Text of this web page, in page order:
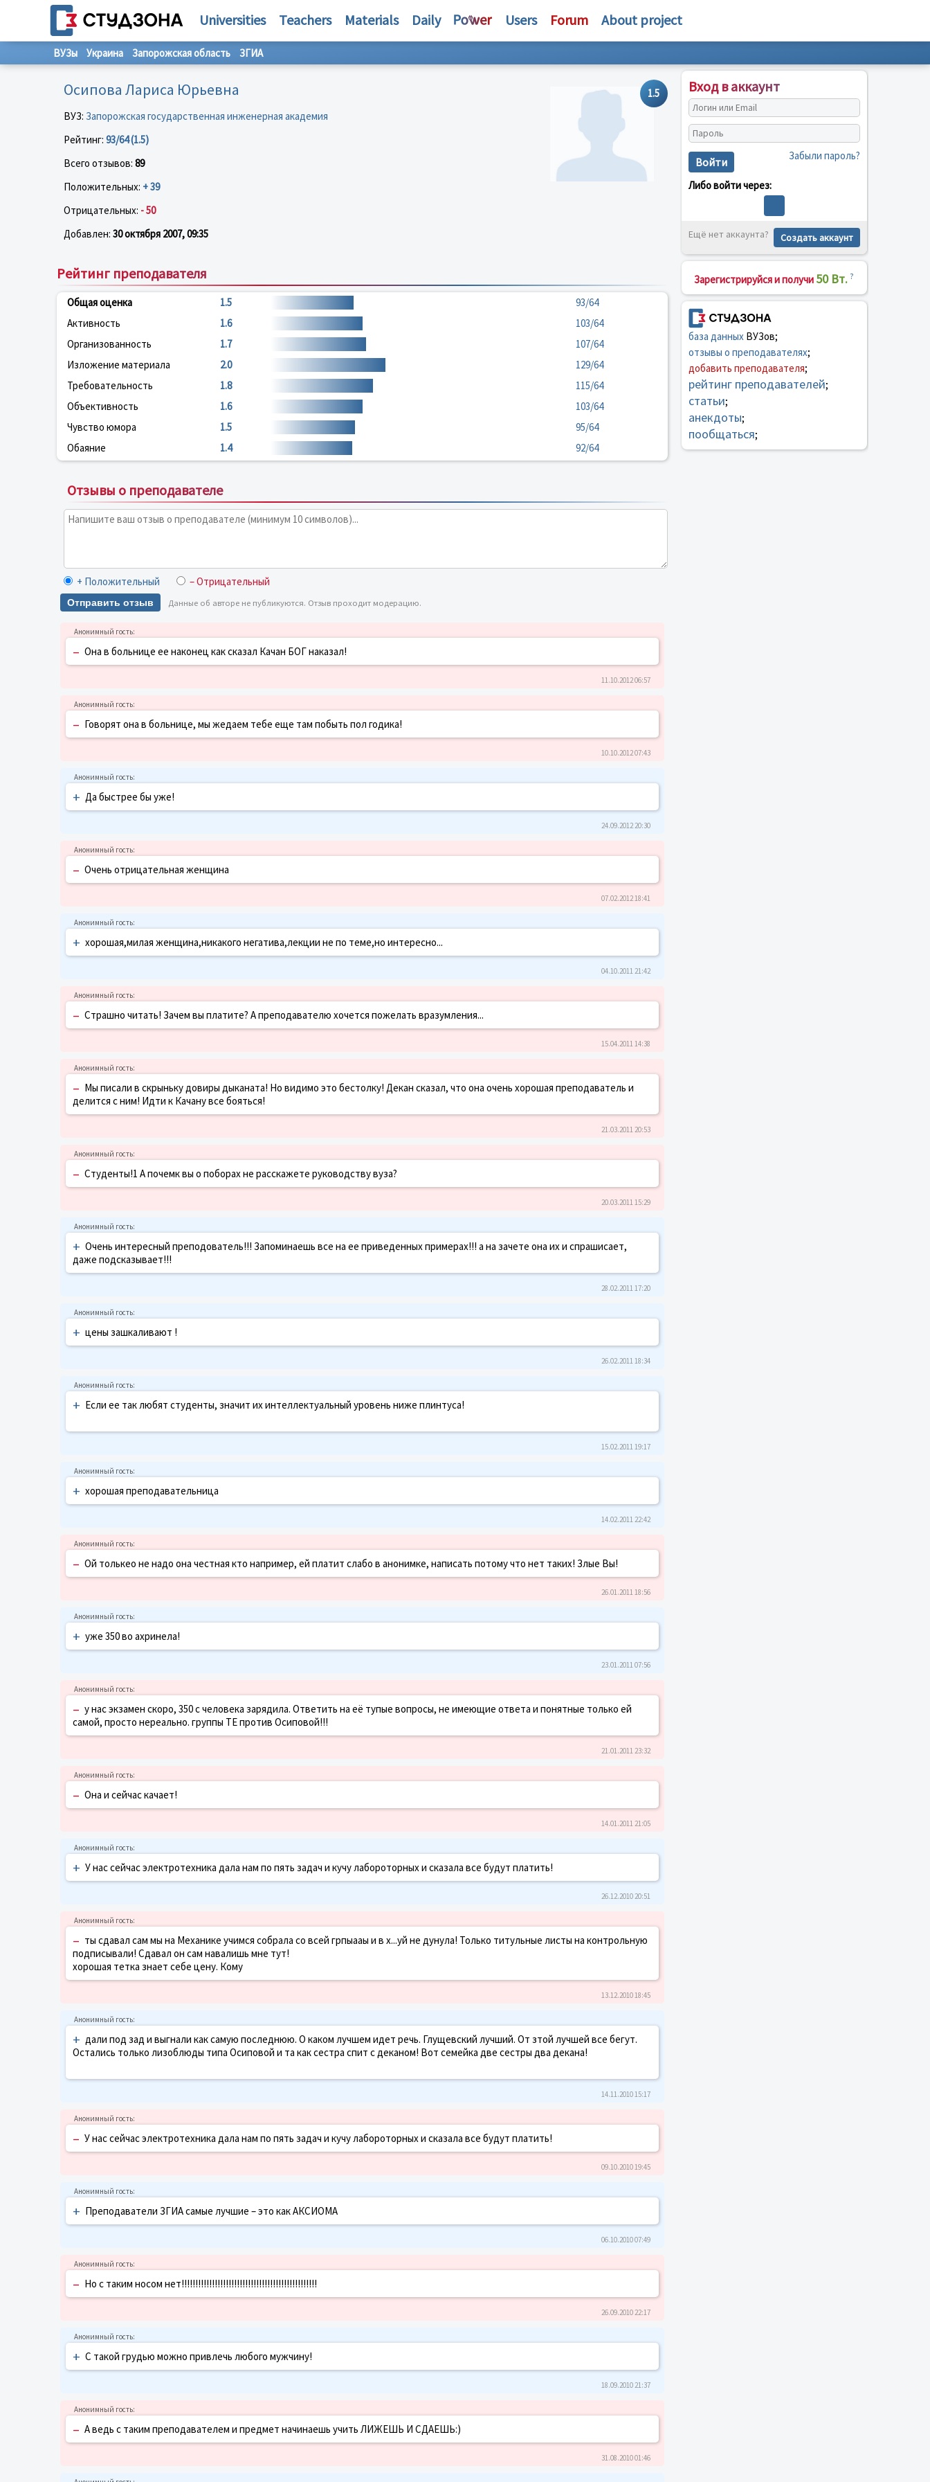
Universities Teachers Materials Daily Users Forum About project
ВУЗы Украина Запорожская область ЗГИА
1.5
Осипова Лариса Юрьевна
ВУЗ: Запорожская государственная инженерная академия
Рейтинг: 93/64 (1.5)
Всего отзывов: 89
Положительных: + 39
Отрицательных: - 50
Добавлен: 30 октября 2007, 09:35
Рейтинг преподавателя
Общая оценка 1.5
93/64
Активность
1.6
103/64
Организованность
1.7
107/64
Изложение материала
2.0
129/64
Требовательность
1.8
115/64
Объективность
1.6
103/64
Чувство юмора
1.5
95/64
Обаяние
1.4 92/64
Отзывы о преподавателе
+ Положительный – Отрицательный
Отправить отзыв Данные об авторе не публикуются. Отзыв проходит модерацию.
– Она в больнице ее наконец как сказал Качан БОГ наказал!
11.10.2012 06:57
– Говорят она в больнице, мы жедаем тебе еще там побыть пол годика!
10.10.2012 07:43
+ Да быстрее бы уже!
24.09.2012 20:30
– Очень отрицательная женщина
07.02.2012 18:41
+ хорошая,милая женщина,никакого негатива,лекции не по теме,но интересно...
04.10.2011 21:42
– Страшно читать! Зачем вы платите? А преподавателю хочется пожелать вразумления...
15.04.2011 14:38
– Мы писали в скрыньку довиры дыканата! Но видимо это бестолку! Декан сказал, что она очень хорошая преподаватель и
делится с ним! Идти к Качану все бояться!
21.03.2011 20:53
– Студенты!1 А почемк вы о поборах не расскажете руководству вуза?
20.03.2011 15:29
+ Очень интересный преподователь!!! Запоминаешь все на ее приведенных примерах!!! а на зачете она их и спрашисает,
даже подсказывает!!!
28.02.2011 17:20
+ цены зашкаливают !
26.02.2011 18:34
+ Если ее так любят студенты, значит их интеллектуальный уровень ниже плинтуса!
15.02.2011 19:17
+ хорошая преподавательница
14.02.2011 22:42
– Ой толькео не надо она честная кто например, ей платит слабо в анонимке, написать потому что нет таких! Злые Вы!
26.01.2011 18:56
+ уже 350 во ахринела!
23.01.2011 07:56
– у нас экзамен скоро, 350 с человека зарядила. Ответить на её тупые вопросы, не имеющие ответа и понятные только ей
самой, просто нереально. группы ТЕ против Осиповой!!!
21.01.2011 23:32
– Она и сейчас качает!
14.01.2011 21:05
+ У нас сейчас электротехника дала нам по пять задач и кучу лабороторных и сказала все будут платить!
26.12.2010 20:51
– ты сдавал сам мы на Механике учимся собрала со всей грпыааы и в х...уй не дунула! Только титульные листы на контрольную
подписывали! Сдaвал он сам навалишь мне тут!
хорошая тетка знает себе цену. Кому
13.12.2010 18:45
+ дали под зад и выгнали как самую последнюю. О каком лучшем идет речь. Глущевский лучший. От зтой лучшей все бегут.
Остались только лизоблюды типа Осиповой и та как сестра спит с деканом! Вот семейка две сестры два декана!
14.11.2010 15:17
– У нас сейчас электротехника дала нам по пять задач и кучу лабороторных и сказала все будут платить!
09.10.2010 19:45
+ Преподаватели ЗГИА самые лучшие – это как АКСИОМА
06.10.2010 07:49
– Но с таким носом нет!!!!!!!!!!!!!!!!!!!!!!!!!!!!!!!!!!!!!!!!!!!!!!!!!
26.09.2010 22:17
+ С такой грудью можно привлечь любого мужчину!
18.09.2010 21:37
– А ведь с таким преподавателем и предмет начинаешь учить ЛИЖЕШЬ И СДАЕШЬ:)
31.08.2010 01:46
Вход в аккаунт
Войти Забыли пароль?
Либо войти через:
Ещё нет аккаунта? Создать аккаунт
Зарегистрируйся и получи 50 Вт. ?
база данныхВУЗов;
отзывы о преподавателях;
добавить преподавателя;
рейтинг преподавателей;
статьи;
анекдоты;
пообщаться;